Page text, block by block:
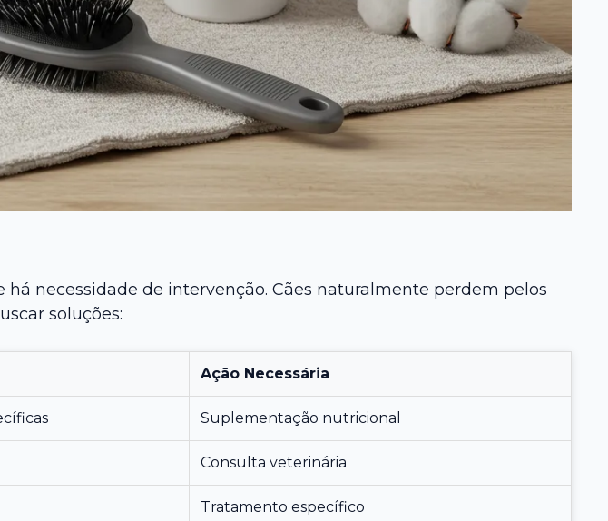
necessidade de intervenção. Cães naturalmente perdem pelos
soluções:
Ação Necessária
Suplementação nutricional
Consulta veterinária
Tratamento específico